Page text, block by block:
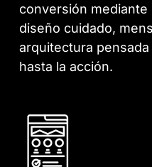
conversión
diseño cuidado,
arquitectura
hasta la acción.